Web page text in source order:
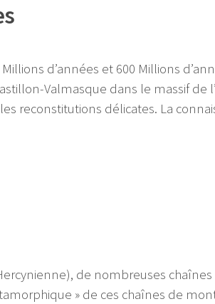
d’années et 600 Millions
Valmasque dans le massif de
reconstitutions délicates. La
de nombreuses
» de ces chaînes de